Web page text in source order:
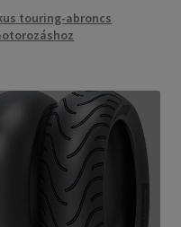
touring-abroncs